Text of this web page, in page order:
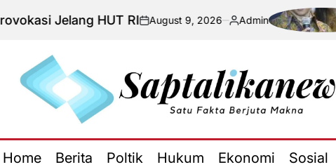
HUT RIon
August 9, 2026
Posted
Admin
Saptalikanews.id
Home Berita Poltik Hukum Ekonomi Sosial